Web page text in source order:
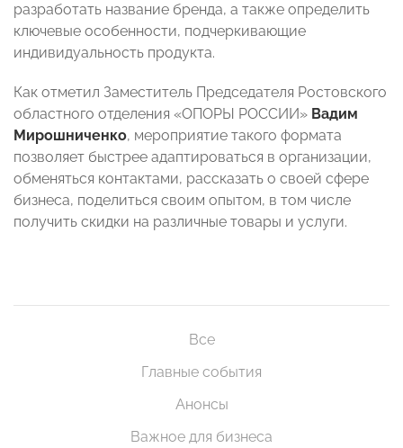
разработать название бренда, а также определить
ключевые особенности, подчеркивающие
индивидуальность продукта.
Как отметил Заместитель Председателя Ростовского
областного отделения «ОПОРЫ РОССИИ» Вадим
Мирошниченко, мероприятие такого формата
позволяет быстрее адаптироваться в организации,
обменяться контактами, рассказать о своей сфере
бизнеса, поделиться своим опытом, в том числе
получить скидки на различные товары и услуги.
Все
Главные события
Анонсы
Важное для бизнеса